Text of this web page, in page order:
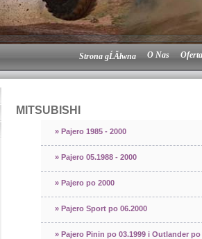
Oferta
O Nas
Strona gĹĂłwna
MITSUBISHI
» Pajero 1985 - 2000
» Pajero 05.1988 - 2000
» Pajero po 2000
» Pajero Sport po 06.2000
» Pajero Pinin po 03.1999 i Outlander po